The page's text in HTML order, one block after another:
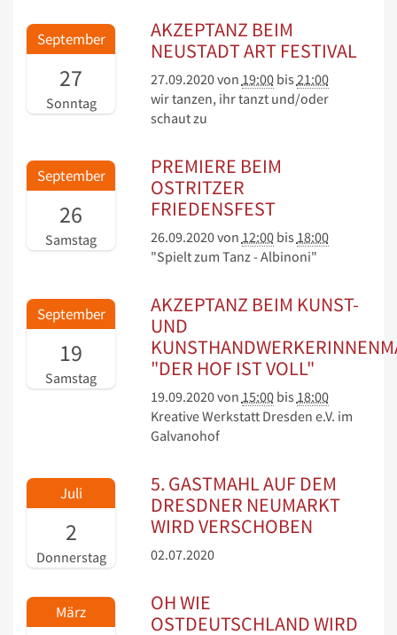
September
27
Sonntag
AKZEPTANZ BEIM
NEUSTADT ART FESTIVAL
27.09.2020von 19:00bis 21:00
wir tanzen, ihr tanzt und/oder
schaut zu
September
26
Samstag
PREMIERE BEIM
OSTRITZER
FRIEDENSFEST
26.09.2020von 12:00bis 18:00
"Spielt zum Tanz - Albinoni"
September
19
Samstag
AKZEPTANZ BEIM KUNST-
UND
"DER HOF IST VOLL"
19.09.2020von 15:00bis 18:00
Kreative Werkstatt Dresden e.V. im
Galvanohof
Juli
2
Donnerstag
5. GASTMAHL AUF DEM
DRESDNER NEUMARKT
WIRD VERSCHOBEN
02.07.2020
März
OH WIE
OSTDEUTSCHLAND WIRD